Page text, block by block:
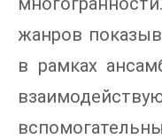
жанров
в рамках